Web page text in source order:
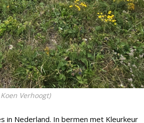
Verhoogt)
in Nederland. In bermen met Kleurkeur